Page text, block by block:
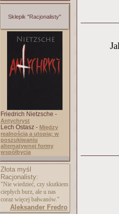
Sklepik "Racjonalisty"
Friedrich Nietzsche -
Antychryst
Lech Ostasz - Między
realnością a utopią: w
poszukiwaniu
alternatywnej formy
współbycia
Złota myśl
Racjonalisty:
"Nie wiedzieć, czy skutkiem
ciepłych burz, ale u nas
coraz więcej bałwanów."
Aleksander Fredro